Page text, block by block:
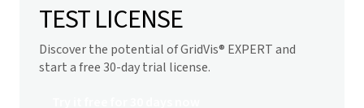
TEST LICENSE
Discover the potential ofGridVis® EXPERT and
starta free 30-day trial license.